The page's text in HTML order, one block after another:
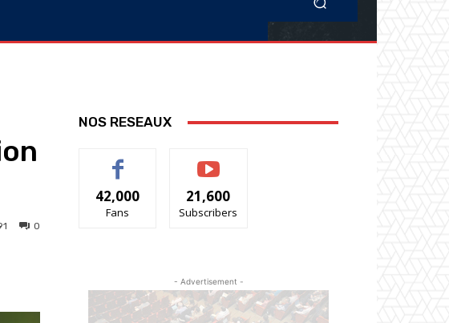
0
NOS RESEAUX
42,000
Fans
21,600
Subscribers
- Advertisement -